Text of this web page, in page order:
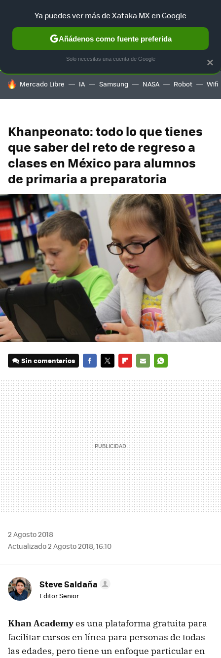
SELECCIÓN GAMING HOME AUTO TERRITORIO
HOY SE HABLA DE
Mercado Libre IA Samsung NASA Robot Wifi
Khanpeonato: todo lo que tienes
que saber del reto de regreso a
clases en México para alumnos
de primaria a preparatoria
Sin comentarios
MAIL
2 Agosto 2018
Actualizado 2 Agosto 2018, 16:10
Steve Saldaña
Editor Senior
Khan Academyes una plataforma gratuita para
facilitar cursos en línea para personas de todas
las edades, pero tiene un enfoque particular en
×
Ya puedes ver más de Xataka MX en Google
Añádenos como fuente preferida
Solo necesitas una cuenta de Google